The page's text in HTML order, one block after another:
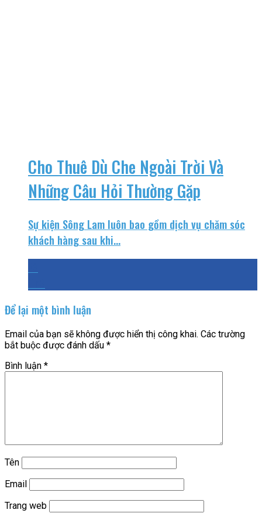
Cho Thuê Dù Che Ngoài Trời Và
Những Câu Hỏi Thường Gặp
Sự kiện Sông Lam luôn bao gồm dịch vụ chăm sóc
khách hàng sau khi...
Để lại một bình luận
Email của bạn sẽ không được hiển thị công khai. Các trường
bắt buộc được đánh dấu *
Bình luận *
Tên
Email
Trang web